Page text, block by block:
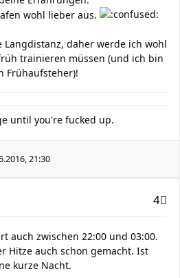
wohl lieber aus.
daher werde ich wohl
trainieren müssen (und ich bin
Frühaufsteher)!
until you're fucked up.
21:30
4
auch zwischen 22:00 und 03:00.
Hitze auch schon gemacht. Ist
kurze Nacht.